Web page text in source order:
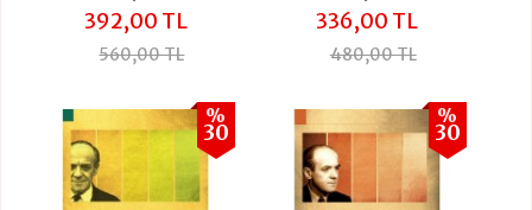
392,00 TL
560,00 TL
336,00 TL
480,00 TL
%
30
%
30